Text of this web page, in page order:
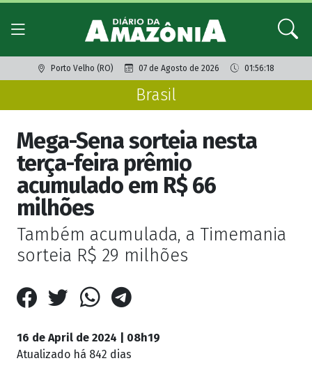
Porto Velho (RO) 07 de Agosto de 2026 01:56:18
Brasil
Mega-Sena sorteia nesta
terça-feira prêmio
acumulado em R$ 66
milhões
Também acumulada, a Timemania
sorteia R$ 29 milhões
16 de April de 2024 | 08h19
Atualizado há 842 dias